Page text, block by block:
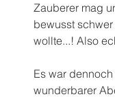
Zauberer mag
bewusst
wollte...! Also
Es war dennoch
wunderbarer